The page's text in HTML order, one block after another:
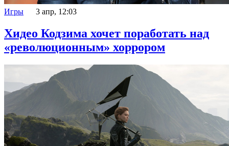
Игры 3 апр, 12:03
Хидео Кодзима хочет поработать над
«революционным» хоррором